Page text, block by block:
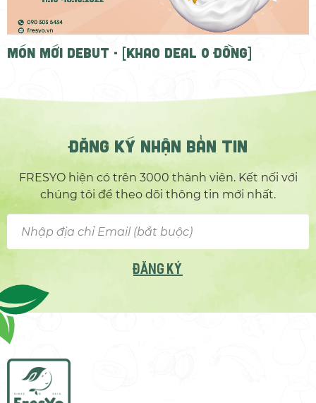
MÓN MỚI DEBUT - [KHAO DEAL 0 ĐỒNG]
ĐĂNG KÝ NHẬN BẢN TIN
FRESYO hiện có trên 3000 thành viên. Kết nối với
chúng tôi để theo dõi thông tin mới nhất.
ĐĂNG KÝ